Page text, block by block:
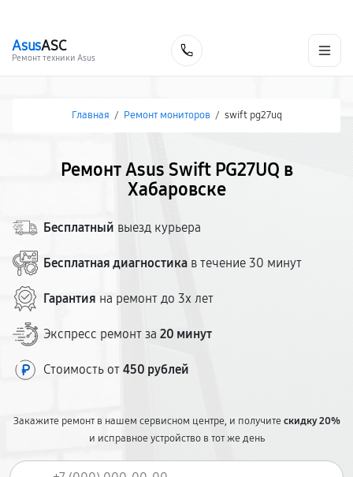
AsusASC
Ремонт техники Asus
Главная / Ремонт мониторов / swift pg27uq
Ремонт Asus Swift PG27UQ в
Хабаровске
Бесплатный выезд курьера
Бесплатная диагностика в течение 30 минут
Гарантия на ремонт до 3х лет
Экспресс ремонт за 20 минут
Стоимость от 450 рублей
Закажите ремонт в нашем сервисном центре, и получитескидку 20%
и исправное устройство в тот же день